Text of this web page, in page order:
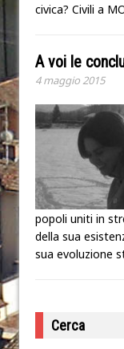
civica? Civili a
A voi le
4 maggio 2015
popoli uniti in
della sua
sua evoluzione
Cerca